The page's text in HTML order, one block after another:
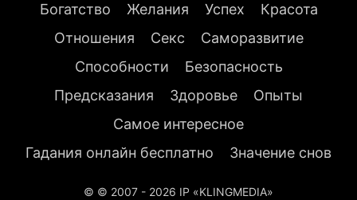
Богатство Желания Успех
Красота
Отношения
Секс
Саморазвитие
Способности
Безопасность
Предсказания
Здоровье
Опыты
Самое интересное
Гадания онлайн бесплатно
Значение снов
© © 2007 - 2026 IP «KLINGMEDIA»